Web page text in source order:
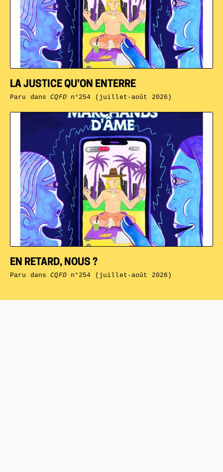
EN RETARD, NOUS ?
Paru dansCQFDn°254 (juillet-août 2026)
LA JUSTICE QU’ON ENTERRE
Paru dansCQFDn°254 (juillet-août 2026)